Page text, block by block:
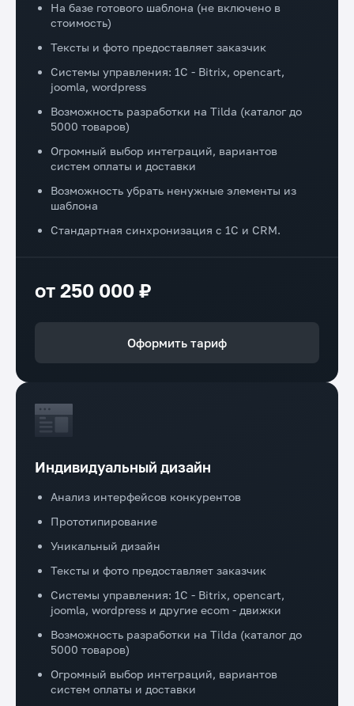
На базе готового шаблона (не включено в
стоимость)
Тексты и фото предоставляет заказчик
Системы управления: 1C - Bitrix, opencart,
joomla, wordpress
Возможность разработки на Tilda (каталог до
5000 товаров)
Огромный выбор интеграций, вариантов
систем оплаты и доставки
Возможность убрать ненужные элементы из
шаблона
Стандартная синхронизация с 1С и CRM.
от 250 000 ₽
Оформить тариф
Индивидуальный дизайн
Анализ интерфейсов конкурентов
Прототипирование
Уникальный дизайн
Тексты и фото предоставляет заказчик
Системы управления: 1C - Bitrix, opencart,
joomla, wordpress и другие ecom - движки
Возможность разработки на Tilda (каталог до
5000 товаров)
Огромный выбор интеграций, вариантов
систем оплаты и доставки